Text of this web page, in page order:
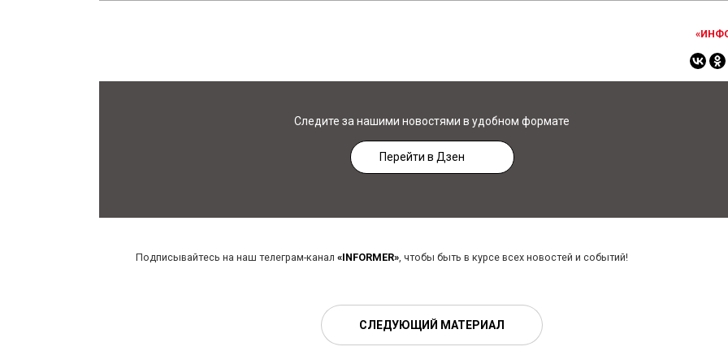
Следите за нашими новостями в удобном формате
Перейти в Дзен
Подписывайтесь на наш телеграм-канал «INFORMER», чтобы быть в курсе всех новостей и событий!
СЛЕДУЮЩИЙ МАТЕРИАЛ